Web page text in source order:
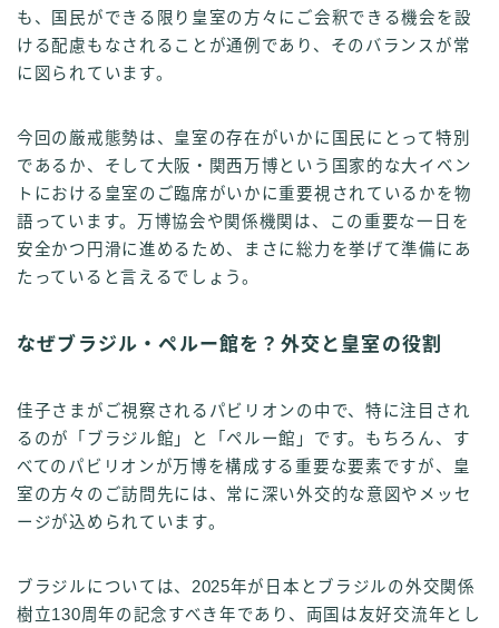
も、国民ができる限り皇室の方々にご会釈できる機会を設
ける配慮もなされることが通例であり、そのバランスが常
に図られています。
今回の厳戒態勢は、皇室の存在がいかに国民にとって特別
であるか、そして大阪・関西万博という国家的な大イベン
トにおける皇室のご臨席がいかに重要視されているかを物
語っています。万博協会や関係機関は、この重要な一日を
安全かつ円滑に進めるため、まさに総力を挙げて準備にあ
たっていると言えるでしょう。
なぜブラジル・ペルー館を？外交と皇室の役割
佳子さまがご視察されるパビリオンの中で、特に注目され
るのが「ブラジル館」と「ペルー館」です。もちろん、す
べてのパビリオンが万博を構成する重要な要素ですが、皇
室の方々のご訪問先には、常に深い外交的な意図やメッセ
ージが込められています。
ブラジルについては、2025年が日本とブラジルの外交関係
樹立130周年の記念すべき年であり、両国は友好交流年とし